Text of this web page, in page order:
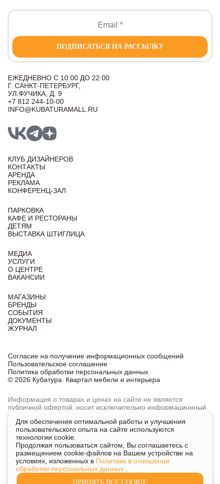
ПОДПИСАТЬСЯ НА РАССЫЛКУ
ЕЖЕДНЕВНО С 10:00 ДО 22:00
Г. САНКТ-ПЕТЕРБУРГ,
УЛ.ФУЧИКА, Д. 9
+7 812 244-10-00
INFO@KUBATURAMALL.RU
КЛУБ ДИЗАЙНЕРОВ
КОНТАКТЫ
АРЕНДА
РЕКЛАМА
КОНФЕРЕНЦ-ЗАЛ
ПАРКОВКА
КАФЕ И РЕСТОРАНЫ
ДЕТЯМ
ВЫСТАВКА ШТИГЛИЦА
МЕДИА
УСЛУГИ
О ЦЕНТРЕ
ВАКАНСИИ
МАГАЗИНЫ
БРЕНДЫ
СОБЫТИЯ
ДОКУМЕНТЫ
ЖУРНАЛ
© 2026 Кубатура. Квартал мебели и интерьера
Согласие на получение информационных сообщений
Пользовательское соглашение
Политика обработки персональных данных
Информация о товарах и ценах на сайте не является
публичной офертой, носит исключительно информационный
характер.
Для получения подробной информации о наличии
и стоимости указанных товаров и услуг напишите или
позвоните нам.
Для обеспечения оптимальной работы и улучшения
пользовательского опыта на сайте используются
технологии cookie.
Продолжая пользоваться сайтом, Вы соглашаетесь с
размещением cookie-файлов на Вашем устройстве на
условиях, изложенных в Политике в отношении
обработки персональных данных
ПРИНЯТЬ ВСЕ COOKIE